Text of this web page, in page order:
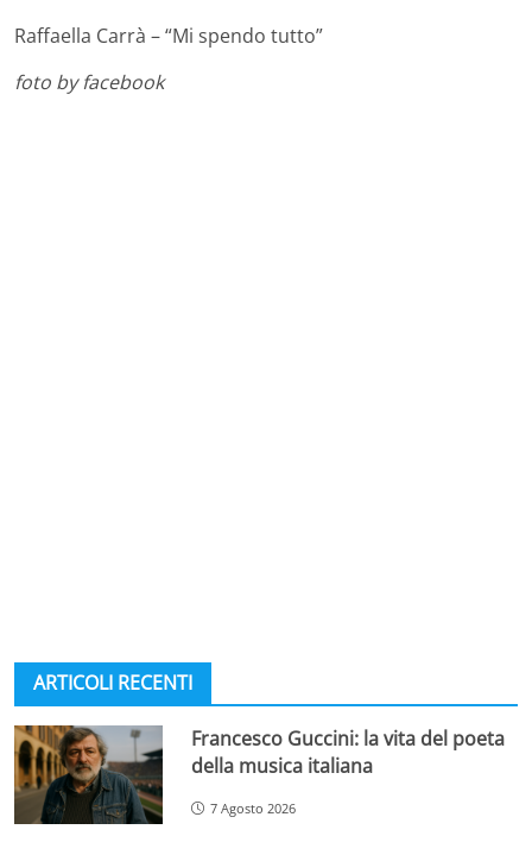
Raffaella Carrà – “Mi spendo tutto”
foto by facebook
ARTICOLI RECENTI
Francesco Guccini: la vita del poeta
della musica italiana
7 Agosto 2026